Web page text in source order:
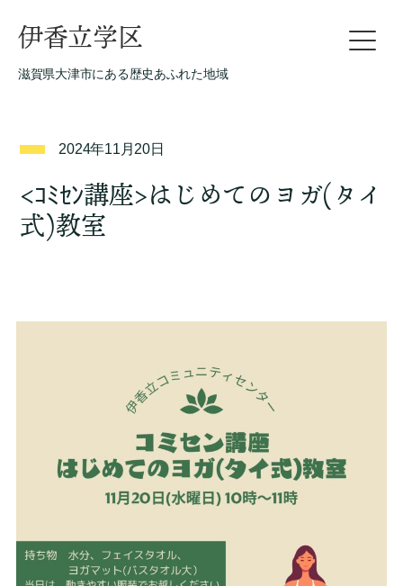
伊香立学区
滋賀県大津市にある歴史あふれた地域
2024年11月20日
<ｺﾐｾﾝ講座>はじめてのヨガ(タイ
式)教室